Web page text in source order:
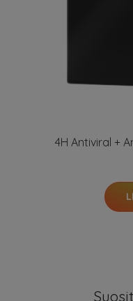
4H Antiviral +